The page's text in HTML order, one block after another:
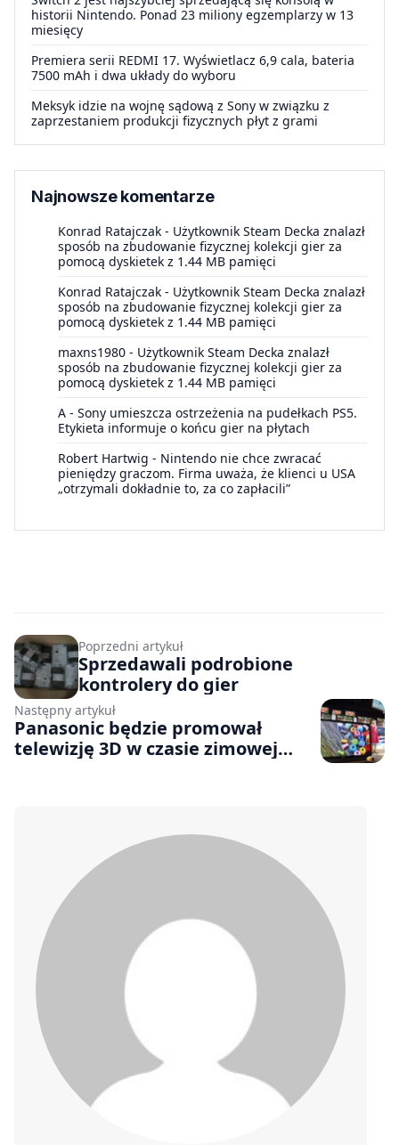
historii Nintendo. Ponad 23 miliony egzemplarzy w 13
miesięcy
Premiera serii REDMI 17. Wyświetlacz 6,9 cala, bateria
7500 mAh i dwa układy do wyboru
Meksyk idzie na wojnę sądową z Sony w związku z
zaprzestaniem produkcji fizycznych płyt z grami
Najnowsze komentarze
Konrad Ratajczak - Użytkownik Steam Decka znalazł
sposób na zbudowanie fizycznej kolekcji gier za
pomocą dyskietek z 1.44 MB pamięci
Konrad Ratajczak - Użytkownik Steam Decka znalazł
sposób na zbudowanie fizycznej kolekcji gier za
pomocą dyskietek z 1.44 MB pamięci
maxns1980 - Użytkownik Steam Decka znalazł
sposób na zbudowanie fizycznej kolekcji gier za
pomocą dyskietek z 1.44 MB pamięci
A - Sony umieszcza ostrzeżenia na pudełkach PS5.
Etykieta informuje o końcu gier na płytach
Robert Hartwig - Nintendo nie chce zwracać
pieniędzy graczom. Firma uważa, że klienci u USA
„otrzymali dokładnie to, za co zapłacili”
Poprzedni artykuł
Sprzedawali podrobione
kontrolery do gier
Następny artykuł
Panasonic będzie promował
telewizję 3D w czasie zimowej